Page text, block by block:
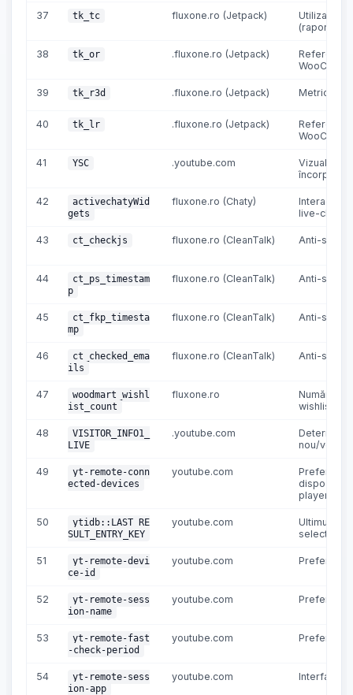
37 tk_tc fluxone.ro (Jetpack)
Utilizare
(raportare)
38 tk_or .fluxone.ro (Jetpack)
Refereri
39 tk_r3d .fluxone.ro (Jetpack) Metrici UX
40 tk_lr .fluxone.ro (Jetpack)
Refereri
41 YSC .youtube.com
Vizualizări
încorporat
42
activechatyWid
gets
fluxone.ro (Chaty)
Interacțiuni
live-chat
43 ct_checkjs fluxone.ro (CleanTalk) Anti-spam
44
ct_ps_timestam
p
fluxone.ro (CleanTalk) Anti-spam
45
ct_fkp_timesta
mp
fluxone.ro (CleanTalk) Anti-spam
46
ct_checked_ema
ils
fluxone.ro (CleanTalk) Anti-spam
47
woodmart_wishl
ist_count
fluxone.ro
Număr
wishlist
48
VISITOR_INFO1_
LIVE
.youtube.com
Determină
nou/vechi
49
yt-remote-conn
ected-devices
youtube.com
Preferințe
dispozitive
player
50
ytidb::LAST_RE
SULT_ENTRY_KEY
youtube.com
Ultimul
selectat
51
yt-remote-devi
ce-id
youtube.com Preferințe
52
yt-remote-sess
ion-name
youtube.com Preferințe
53
yt-remote-fast
-check-period
youtube.com Preferințe
54
yt-remote-sess
ion-app
youtube.com Interfață